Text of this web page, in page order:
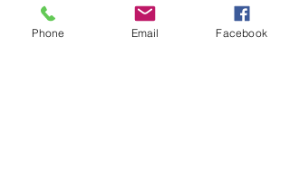
Phone Email Facebook